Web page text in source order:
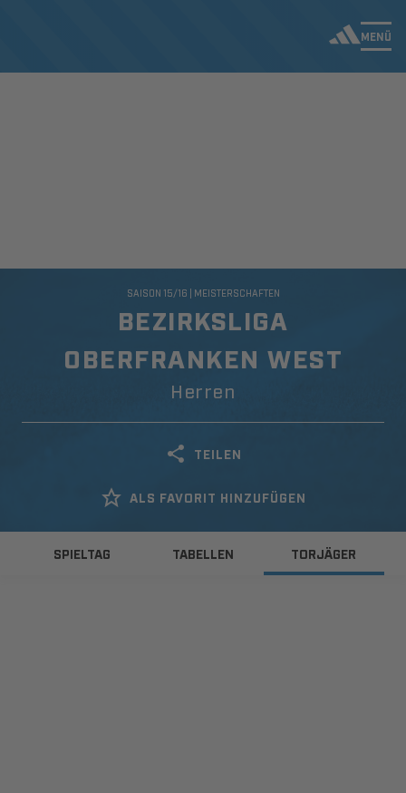
MENÜ
BEZIRKSLIGA
OBERFRANKEN WEST
Herren
SAISON 15/16 | MEISTERSCHAFTEN
TEILEN
ALS FAVORIT HINZUFÜGEN
SPIELTAG TABELLEN TORJÄGER